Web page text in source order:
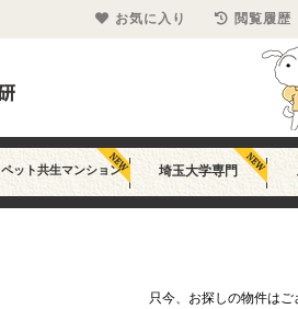
ペット共生マンション 埼玉大学専門
只今、お探しの物件はご
お気に入り 閲覧履歴